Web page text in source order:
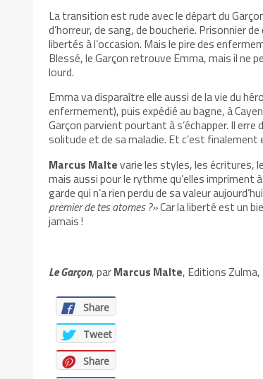
La transition est rude avec le départ du
d’horreur, de sang, de boucherie. Prisonnier
libertés à l’occasion. Mais le pire des
Blessé, le Garçon retrouve Emma, mais il ne
lourd.
Emma va disparaître elle aussi de la vie du
enfermement), puis expédié au bagne, à
Garçon parvient pourtant à s’échapper. Il
solitude et de sa maladie. Et c’est finalement
Marcus Maltevarie les styles, les écritures,
mais aussi pour le rythme qu’elles impriment
garde qui n’a rien perdu de sa valeur
premier de tes atomes ?»Car la liberté est un
jamais !
Le Garçon, parMarcus Malte, Editions
Share
Tweet
Share